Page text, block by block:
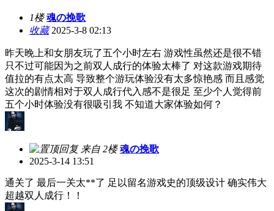
1楼 魂の挽歌
收藏2025-3-8 02:13
昨天晚上和女朋友玩了五个小时左右 游戏性虽然还是很不错
只不过可能因为之前双人成行的体验太棒了 对这款游戏期待
值拉的有点太高 导致整个游玩体验没有太多惊艳感 而且感觉
这次的剧情相对于双人成行代入感不是很足 至少个人觉得前
五个小时体验没有很吸引我 不知道大家体验如何？
来自 2楼 魂の挽歌
2025-3-14 13:51
通关了 最后一关太**了 足以留名游戏史的顶级设计 确实伟大
超越双人成行！！